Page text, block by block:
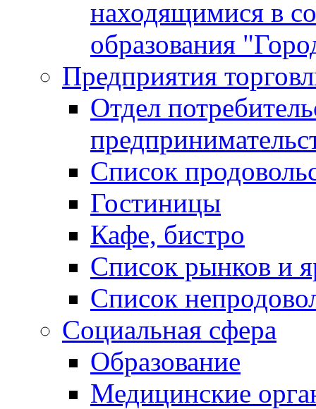
находящимися в
образования
Предприятия
Отдел
Список
Гостиницы
Кафе, бистро
Cписок рынков и
Список
Социальная сфера
Образование
Медицинские